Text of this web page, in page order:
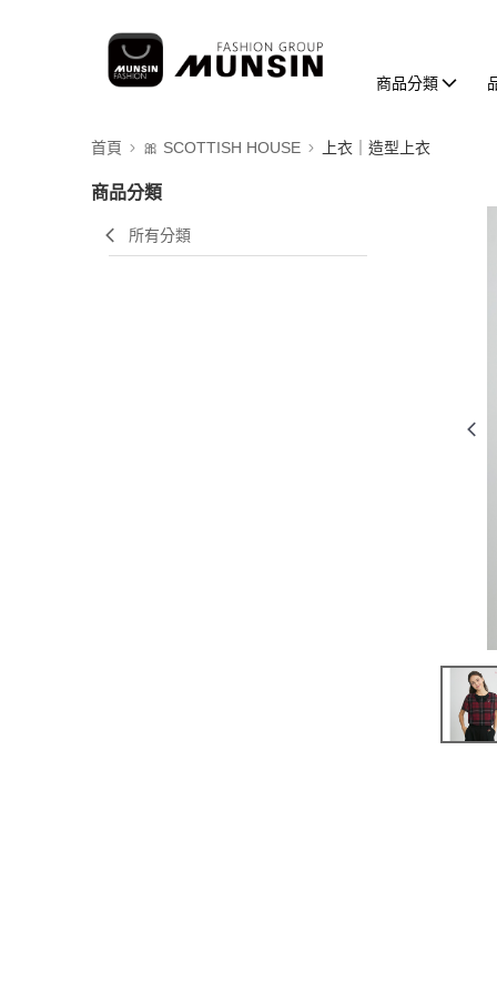
商品分類
首頁 🎀 SCOTTISH HOUSE 上衣｜造型上衣
商品分類
所有分類